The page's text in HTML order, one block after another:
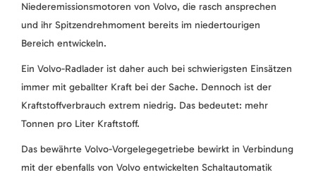
Niederemissionsmotoren von Volvo, die rasch ansprechen
und ihr Spitzendrehmoment bereits im niedertourigen
Bereich entwickeln.
Ein Volvo-Radlader ist daher auch bei schwierigsten Einsätzen
immer mit geballter Kraft bei der Sache. Dennoch ist der
Kraftstoffverbrauch extrem niedrig. Das bedeutet: mehr
Tonnen pro Liter Kraftstoff.
Das bewährte Volvo-Vorgelegegetriebe bewirkt in Verbindung
mit der ebenfalls von Volvo entwickelten Schaltautomatik